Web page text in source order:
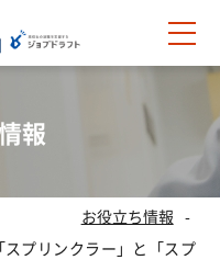
報
お役立ち情報
プリンクラー」と「スプ